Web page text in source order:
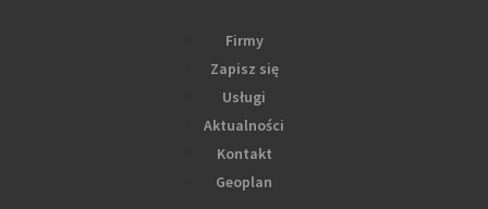
Firmy
Zapisz się
Usługi
Aktualności
Kontakt
Geoplan